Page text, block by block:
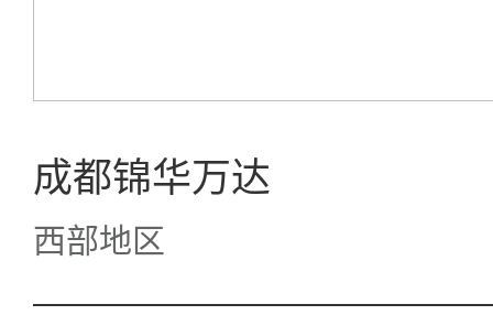
成都锦华万达
西部地区